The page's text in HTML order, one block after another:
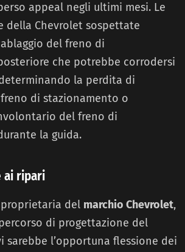
appeal negli ultimi mesi. Le
della Chevrolet sospettate
del freno di
che potrebbe corrodersi
la perdita di
di stazionamento o
del freno di
la guida.
ai ripari
proprietaria del marchio Chevrolet,
di progettazione del
sarebbe l’opportuna flessione dei